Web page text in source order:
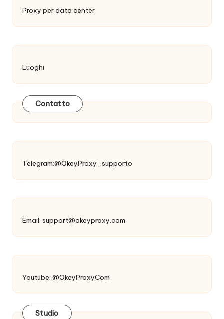
Proxy per data center
Luoghi
Contatto
Telegram:@OkeyProxy_supporto
Email: support@okeyproxy.com
Youtube: @OkeyProxyCom
Studio